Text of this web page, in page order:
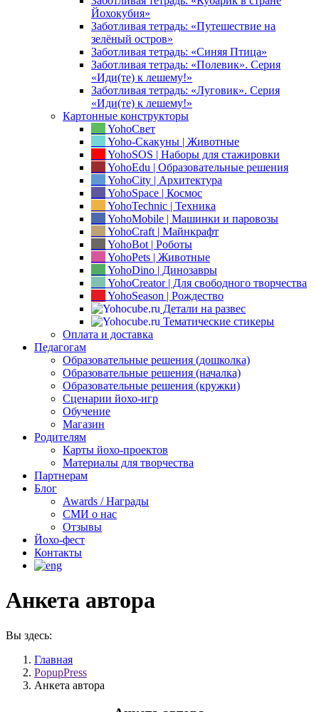
Йохокубия»
Заботливая тетрадь: «Путешествие на
зелёный остров»
Заботливая тетрадь: «Синяя Птица»
Заботливая тетрадь: «Полевик». Серия
«Иди(те) к лешему!»
Заботливая тетрадь: «Луговик». Серия
«Иди(те) к лешему!»
Картонные конструкторы
YohoСвет
Yoho-Скакуны | Животные
YohoSOS | Наборы для стажировки
YohoEdu | Образовательные решения
YohoCity | Архитектура
YohoSpace | Космос
YohoTechnic | Техника
YohoMobile | Машинки и паровозы
YohoCraft | Майнкрафт
YohoBot | Роботы
YohoPets | Животные
YohoDino | Динозавры
YohoCreator | Для свободного творчества
YohoSeason | Рождество
Детали на развес
Тематические стикеры
Оплата и доставка
Педагогам
Образовательные решения (дошколка)
Образовательные решения (началка)
Образовательные решения (кружки)
Сценарии йохо-игр
Обучение
Магазин
Родителям
Карты йохо-проектов
Материалы для творчества
Партнерам
Блог
Awards / Награды
СМИ о нас
Отзывы
Йохо-фест
Контакты
Анкета автора
Вы здесь:
Главная
PopupPress
Анкета автора